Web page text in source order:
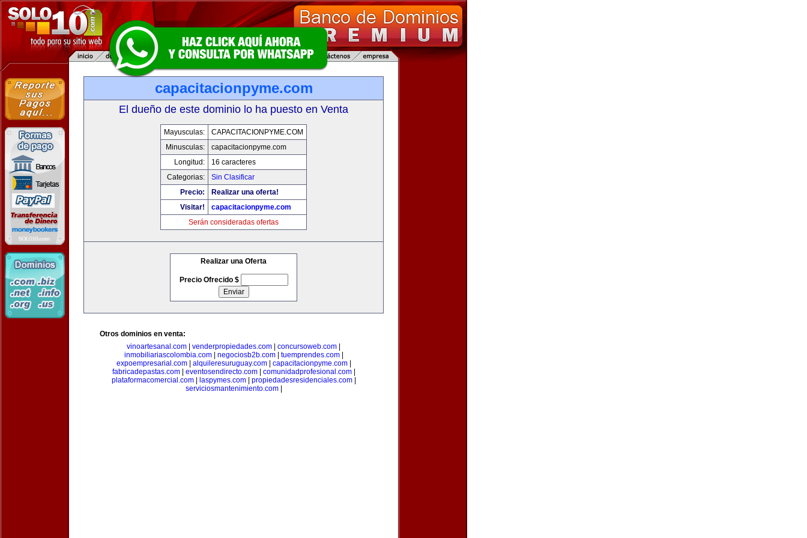
capacitacionpyme.com
El dueño de este dominio lo ha puesto en Venta
Mayusculas:
CAPACITACIONPYME.COM
Minusculas:
capacitacionpyme.com
Longitud:
16 caracteres
Categorias:
Sin Clasificar
Precio:
Realizar una oferta!
Visitar!
capacitacionpyme.com
Serán consideradas ofertas
Realizar una Oferta
Precio Ofrecido $
Otros dominios en venta:
vinoartesanal.com
venderpropiedades.com concursoweb.com
inmobiliariascolombia.com| negociosb2b.com| tuemprendes.com|
expoempresarial.com| alquileresuruguay.com| capacitacionpyme.com|
fabricadepastas.com| eventosendirecto.com| comunidadprofesional.com|
plataformacomercial.com| laspymes.com| propiedadesresidenciales.com|
serviciosmantenimiento.com|